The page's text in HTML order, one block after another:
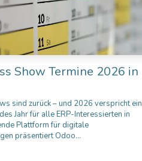
Show Termine 2026 in
sind zurück – und 2026 verspricht ein
Jahr für alle ERP-Interessierten in
Plattform für digitale
präsentiert Odoo...